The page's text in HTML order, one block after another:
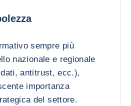
sempre più
nazionale e regionale
antitrust, ecc.),
importanza
del settore.